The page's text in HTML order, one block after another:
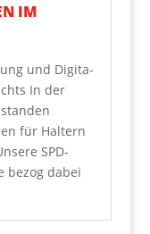
IM
und Digi­ta­
In der
für Hal­tern
SPD-
bezog dabei